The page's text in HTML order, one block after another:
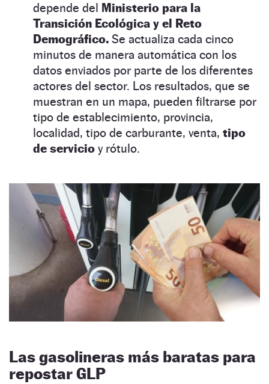
depende del Ministerio para la
Transición Ecológica y el Reto
Demográfico. Se actualiza cada cinco
minutos de manera automática con los
datos enviados por parte de los diferentes
actores del sector. Los resultados, que se
muestran en un mapa, pueden filtrarse por
tipo de establecimiento, provincia,
localidad, tipo de carburante, venta, tipo
de servicio y rótulo.
Las gasolineras más baratas para
repostar GLP